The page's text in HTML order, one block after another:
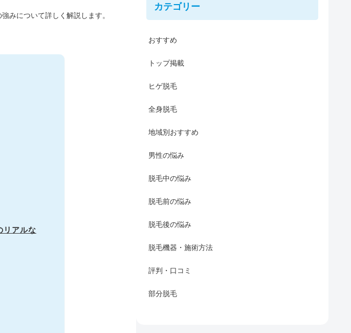
みについて詳しく解説します。
リアルな
カテゴリー
おすすめ
トップ掲載
ヒゲ脱毛
全身脱毛
地域別おすすめ
男性の悩み
脱毛中の悩み
脱毛前の悩み
脱毛後の悩み
脱毛機器・施術方法
評判・口コミ
部分脱毛